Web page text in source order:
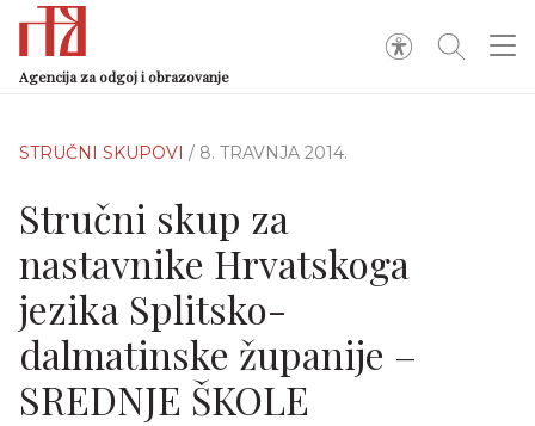
Agencija za odgoj i obrazovanje
STRUČNI SKUPOVI / 8. TRAVNJA 2014.
Stručni skup za
nastavnike Hrvatskoga
jezika Splitsko-
dalmatinske županije –
SREDNJE ŠKOLE